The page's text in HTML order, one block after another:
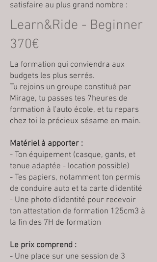
satisfaire au plus grand nombre :
Learn&Ride - Beginner
370€
La formation qui conviendra aux
budgets les plus serrés.
Tu rejoins un groupe constitué par
Mirage, tu passes tes 7heures de
formation à l'auto école, et tu repars
chez toi le précieux sésame en main.
Matériel à apporter :
- Ton équipement (casque, gants, et
tenue adaptée - location possible)
- Tes papiers, notamment ton permis
de conduire auto et ta carte d'identité
- Une photo d'identité pour recevoir
ton attestation de formation 125cm3 à
la fin des 7H de formation
Le prix comprend :
- Une place sur une session de 3